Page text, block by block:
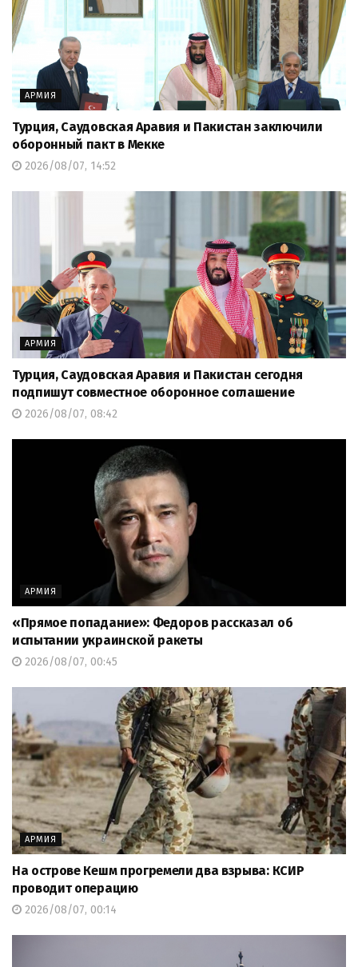
АРМИЯ
Турция, Саудовская Аравия и Пакистан заключили
оборонный пакт в Мекке
2026/08/07, 14:52
АРМИЯ
Турция, Саудовская Аравия и Пакистан сегодня
подпишут совместное оборонное соглашение
2026/08/07, 08:42
АРМИЯ
«Прямое попадание»: Федоров рассказал об
испытании украинской ракеты
2026/08/07, 00:45
АРМИЯ
На острове Кешм прогремели два взрыва: КСИР
проводит операцию
2026/08/07, 00:14